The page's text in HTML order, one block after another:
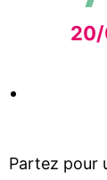
Partez pour